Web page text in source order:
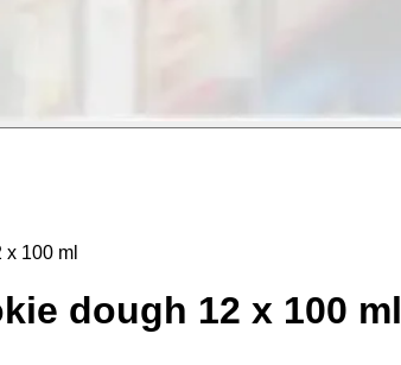
100 ml
dough 12 x 100 ml